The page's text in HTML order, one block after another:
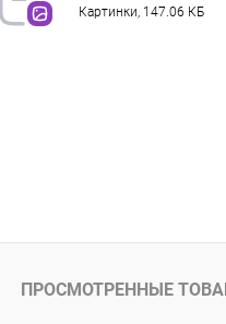
Картинки, 147.06 КБ
ПРОСМОТРЕННЫЕ